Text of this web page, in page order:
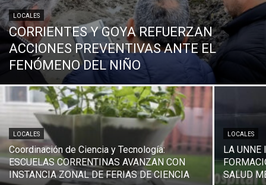
LOCALES
CORRIENTES Y GOYA REFUERZAN
ACCIONES PREVENTIVAS ANTE EL
FENÓMENO DEL NIÑO
LOCALES
Coordinación de Ciencia y Tecnología:
ESCUELAS CORRENTINAS AVANZAN CON
INSTANCIA ZONAL DE FERIAS DE CIENCIA
LOCALES
LA UNNE
SALUD